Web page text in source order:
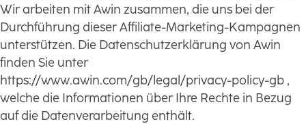
Wir arbeiten mit Awin zusammen, die uns bei der
Durchführung dieser Affiliate-Marketing-Kampagnen
unterstützen. Die Datenschutzerklärung von Awin
finden Sie unter
https://www.awin.com/gb/legal/privacy-policy-gb ,
welche die Informationen über Ihre Rechte in Bezug
auf die Datenverarbeitung enthält.